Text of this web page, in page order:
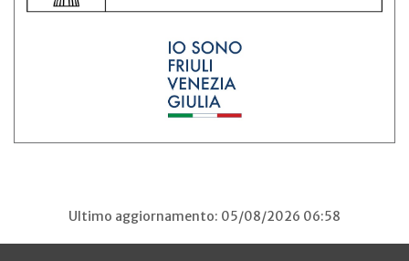
Ultimo aggiornamento: 05/08/2026 06:58